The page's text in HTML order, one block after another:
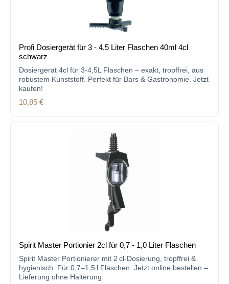
Profi Dosiergerät für 3 - 4,5 Liter Flaschen 40ml 4cl
schwarz
Dosiergerät 4cl für 3-4,5L Flaschen – exakt, tropffrei, aus
robustem Kunststoff. Perfekt für Bars & Gastronomie. Jetzt
kaufen!
Regulärer Preis:
10,85 €
Spirit Master Portionier 2cl für 0,7 - 1,0 Liter Flaschen
Spirit Master Portionierer mit 2 cl-Dosierung, tropffrei &
hygienisch. Für 0,7–1,5 l Flaschen. Jetzt online bestellen –
Lieferung ohne Halterung.